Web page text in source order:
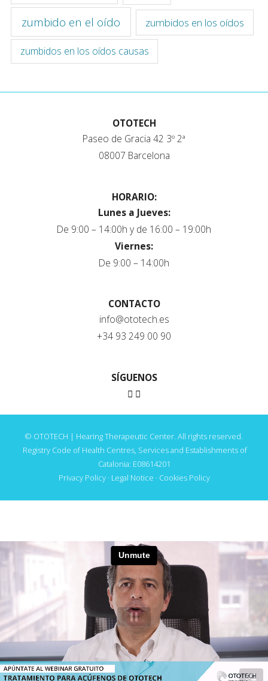
zumbido en el oído zumbidos en los oídos
zumbidos en los oídos causas
OTOTECH
Paseo de Gracia 42 3º 2ª
08007 Barcelona
HORARIO:
Lunes a Jueves:
De 9:00 – 14:00h y de 16:00 – 19:00h
Viernes:
De 9:00 – 14:00h
CONTACTO
info@ototech.es
+34 93 249 00 90
SÍGUENOS
© OTOTECH | Hearing Therapeutic Center. All rights reserved.
Registry Code of Health Centres, Services and Establishments of
Catalonia: E08614201
Privacy Policy· Legal Notice · Cookies Policy